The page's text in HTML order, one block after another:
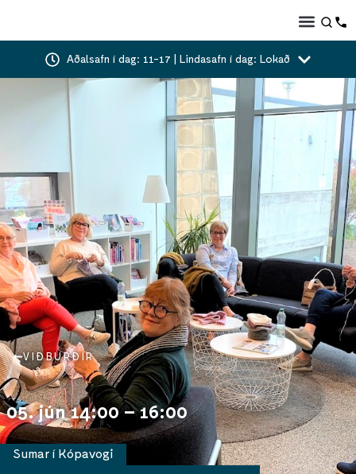
Aðalsafn í dag: 11-17 | Lindasafn í dag: Lokað
VIÐBURÐIR
05. jún 14:00 – 16:00
Sumar í Kópavogi